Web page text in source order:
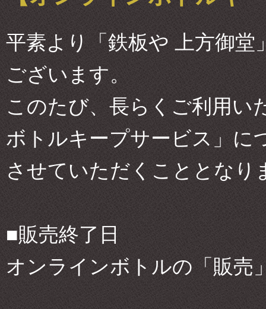
平素より「鉄板や 上方御
ございます。
このたび、長らくご利用い
ボトルキープサービス」に
させていただくこととなり
■販売終了日
オンラインボトルの「販売